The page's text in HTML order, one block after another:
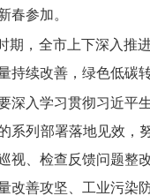
春参加。
期， 全市上下深入推
持续改善， 绿色低碳
深入学习贯彻习近平
系列部署落地见效，
视、检查反馈问题整
改善攻坚、 工业污染